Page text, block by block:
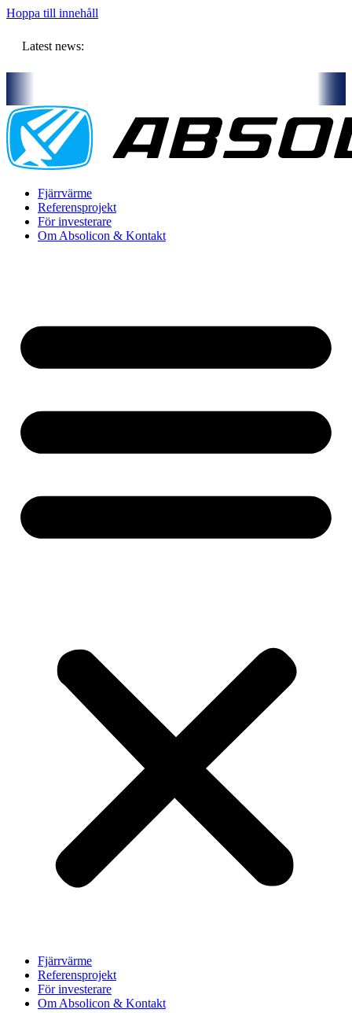
Hoppa till innehåll
Latest news:
Fjärrvärme
Referensprojekt
För investerare
Om Absolicon & Kontakt
Fjärrvärme
Referensprojekt
För investerare
Om Absolicon & Kontakt